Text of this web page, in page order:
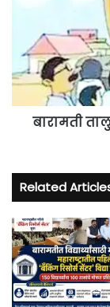
महिलांकडे
जाणार
बारामती
Related